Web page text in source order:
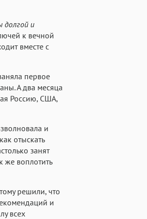
долгой и
к вечной
вместе с
первое
А два месяца
Россию, США,
и
отыскать
занят
же воплотить
решили, что
и
всех